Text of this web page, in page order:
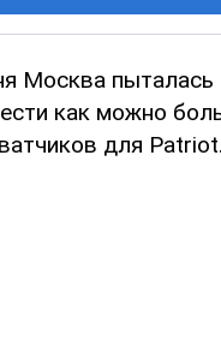
Москва пыталась
как можно
для Patriot.